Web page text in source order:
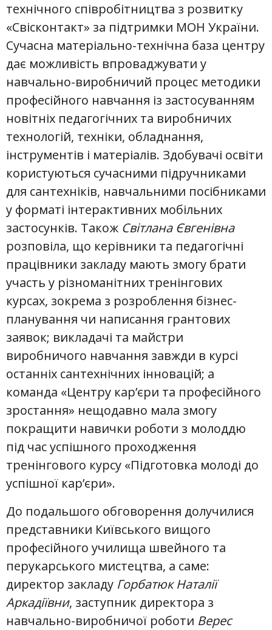
технічного співробітництва з розвитку
«Свісконтакт» за підтримки МОН України.
Сучасна матеріально-технічна база центру
дає можливість впроваджувати у
навчально-виробничий процес методики
професійного навчання із застосуванням
новітніх педагогічних та виробничих
технологій, техніки, обладнання,
інструментів і матеріалів. Здобувачі освіти
користуються сучасними підручниками
для сантехніків, навчальними посібниками
у форматі інтерактивних мобільних
застосунків. Також Світлана Євгенівна
розповіла, що керівники та педагогічні
працівники закладу мають змогу брати
участь у різноманітних тренінгових
курсах, зокрема з розроблення бізнес-
планування чи написання грантових
заявок; викладачі та майстри
виробничого навчання завжди в курсі
останніх сантехнічних інновацій; а
команда «Центру кар’єри та професійного
зростання» нещодавно мала змогу
покращити навички роботи з молоддю
під час успішного проходження
тренінгового курсу «Підготовка молоді до
успішної кар’єри».
До подальшого обговорення долучилися
представники Київського вищого
професійного училища швейного та
перукарського мистецтва, а саме:
директор закладу Горбатюк Наталії
Аркадіївни, заступник директора з
навчально-виробничої роботи Верес